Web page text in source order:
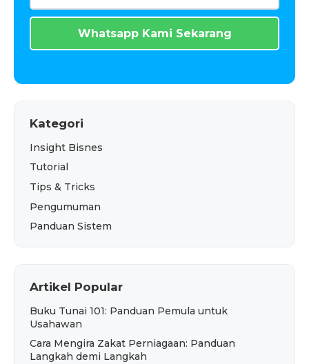
Whatsapp Kami Sekarang
Kategori
Insight Bisnes
Tutorial
Tips & Tricks
Pengumuman
Panduan Sistem
Artikel Popular
Buku Tunai 101: Panduan Pemula untuk
Usahawan
Cara Mengira Zakat Perniagaan: Panduan
Langkah demi Langkah